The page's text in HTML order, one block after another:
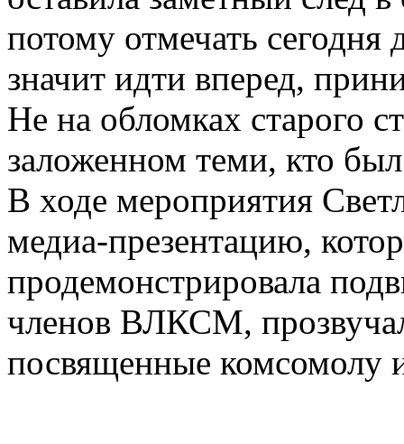
потому отмечать
значит идти вперед,
Не на обломках старого
заложенном теми, кто
В ходе мероприятия
медиа-презентацию,
продемонстрировала
членов ВЛКСМ,
посвященные комсомолу